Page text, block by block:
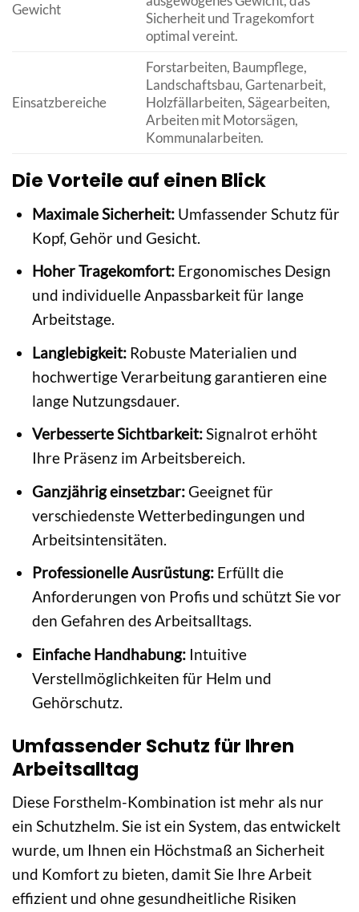
Gewicht
Sicherheit und Tragekomfort
optimal vereint.
Einsatzbereiche
Forstarbeiten, Baumpflege,
Landschaftsbau, Gartenarbeit,
Holzfällarbeiten, Sägearbeiten,
Arbeiten mit Motorsägen,
Kommunalarbeiten.
Die Vorteile auf einen Blick
Maximale Sicherheit:Umfassender Schutz für
Kopf, Gehör und Gesicht.
Hoher Tragekomfort:Ergonomisches Design
und individuelle Anpassbarkeit für lange
Arbeitstage.
Langlebigkeit:Robuste Materialien und
hochwertige Verarbeitung garantieren eine
lange Nutzungsdauer.
Verbesserte Sichtbarkeit:Signalrot erhöht
Ihre Präsenz im Arbeitsbereich.
Ganzjährig einsetzbar:Geeignet für
verschiedenste Wetterbedingungen und
Arbeitsintensitäten.
Professionelle Ausrüstung:Erfüllt die
Anforderungen von Profis und schützt Sie vor
den Gefahren des Arbeitsalltags.
Einfache Handhabung:Intuitive
Verstellmöglichkeiten für Helm und
Gehörschutz.
Umfassender Schutz für Ihren
Arbeitsalltag
Diese Forsthelm-Kombination ist mehr als nur
ein Schutzhelm. Sie ist ein System, das entwickelt
wurde, um Ihnen ein Höchstmaß an Sicherheit
und Komfort zu bieten, damit Sie Ihre Arbeit
effizient und ohne gesundheitliche Risiken